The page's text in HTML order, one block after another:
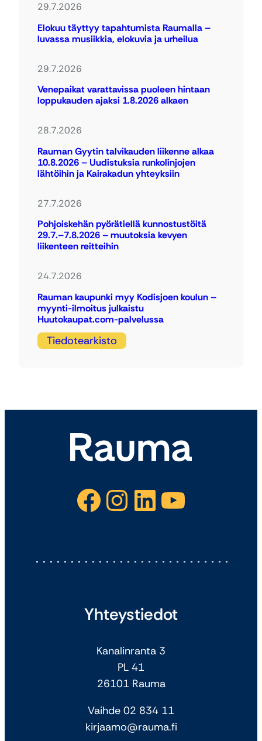
29.7.2026
Elokuu täyttyy tapahtumista Raumalla –
luvassa musiikkia, elokuvia ja urheilua
29.7.2026
Venepaikat varattavissa puoleen hintaan
loppukauden ajaksi 1.8.2026 alkaen
28.7.2026
Rauman Gyytin talvikauden liikenne alkaa
10.8.2026 – Uudistuksia runkolinjojen
lähtöihin ja Kairakadun yhteyksiin
27.7.2026
Pohjoiskehän pyörätiellä kunnostustöitä
29.7.–7.8.2026 – muutoksia kevyen
liikenteen reitteihin
24.7.2026
Rauman kaupunki myy Kodisjoen koulun –
myynti-ilmoitus julkaistu
Huutokaupat.com-palvelussa
Tiedotearkisto
Facebook Instagram LinkedIn YouTube
Yhteystiedot
Kanalinranta 3
PL 41
26101 Rauma
Vaihde 02 834 11
kirjaamo@rauma.fi